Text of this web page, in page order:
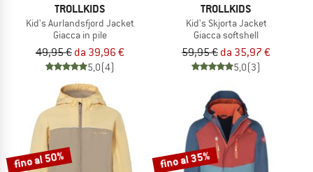
TROLLKIDS
Kid's Aurlandsfjord Jacket
Giacca in pile
49,95 € da 39,96 €
5,0(4)
TROLLKIDS
Kid's Skjorta Jacket
Giacca softshell
59,95 € da 35,97 €
5,0(3)
fino al 50% fino al 35%